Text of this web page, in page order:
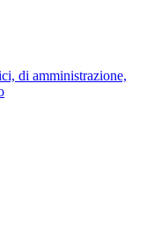
di amministrazione,